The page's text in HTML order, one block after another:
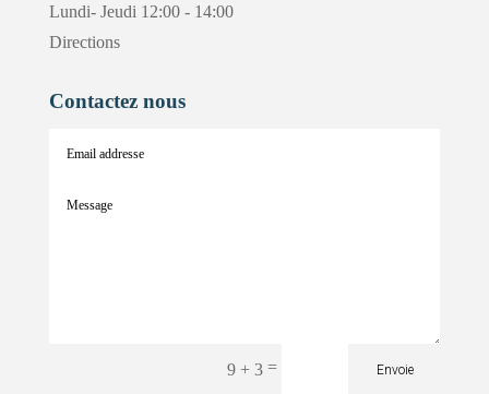
Lundi- Jeudi 12:00 - 14:00
Directions
Contactez nous
9 + 3= Envoie